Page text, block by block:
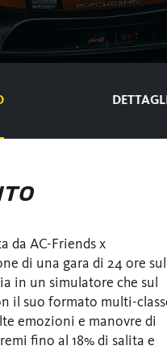
da AC-Friends x
di una gara di 24 ore sul
in un simulatore che sul
il suo formato multi-
emozioni e manovre di
fino al 18% di salita e